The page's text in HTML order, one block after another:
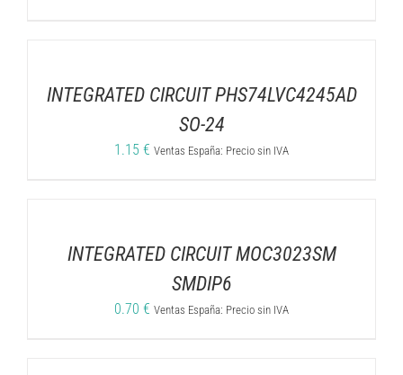
INTEGRATED CIRCUIT PHS74LVC4245AD
SO-24
1.15 € Ventas España: Precio sin IVA
INTEGRATED CIRCUIT MOC3023SM
SMDIP6
0.70 € Ventas España: Precio sin IVA